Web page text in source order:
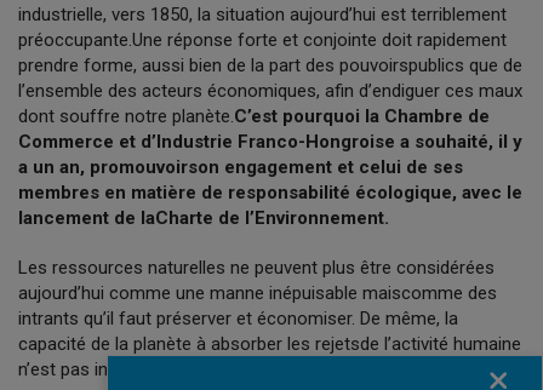
industrielle, vers 1850, la situation aujourd’hui est terriblement
préoccupante.Une réponse forte et conjointe doit rapidement
prendre forme, aussi bien de la part des pouvoirspublics que de
l’ensemble des acteurs économiques, afin d’endiguer ces maux
dont souffre notre planète.C’est pourquoi la Chambre de
Commerce et d’Industrie Franco-Hongroise a souhaité, il y
a un an, promouvoirson engagement et celui de ses
membres en matière de responsabilité écologique, avec le
lancement de laCharte de l’Environnement.
Les ressources naturelles ne peuvent plus être considérées
aujourd’hui comme une manne inépuisable maiscomme des
intrants qu’il faut préserver et économiser. De même, la
capacité de la planète à absorber les rejetsde l’activité humaine
n’est pas indéfiniment extensible.